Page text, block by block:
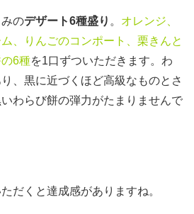
のデザート6種盛り 。 オレンジ、
、りんごのコンポート、栗きんと
6種を1口ずついただきます。わ
、黒に近づくほど高級なものとさ
わらび餅の弾力がたまりませんで
だくと達成感がありますね。